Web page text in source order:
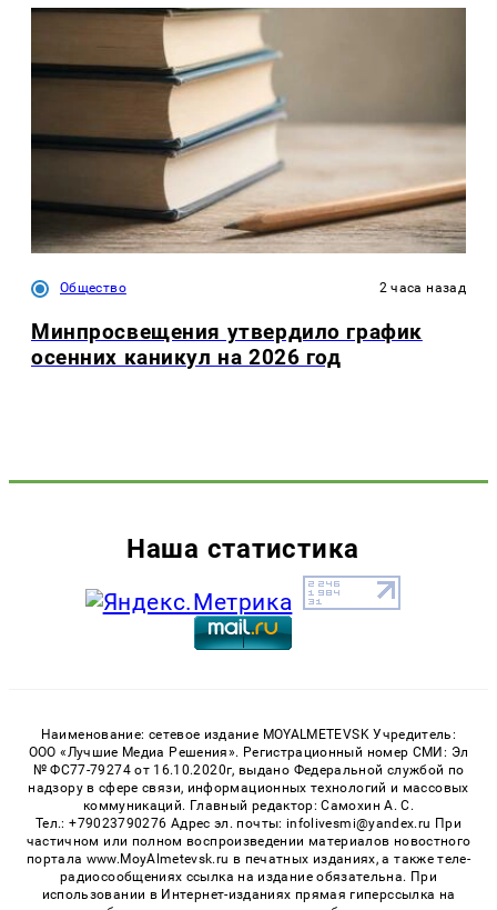
Общество 2 часа назад
Минпросвещения утвердило график
осенних каникул на 2026 год
Наша статистика
Наименование: сетевое издание MOYALMETEVSK Учредитель:
ООО «Лучшие Медиа Решения». Регистрационный номер СМИ: Эл
№ ФС77-79274 от 16.10.2020г, выдано Федеральной службой по
надзору в сфере связи, информационных технологий и массовых
коммуникаций. Главный редактор: Самохин А. С.
Тел.: +79023790276 Адрес эл. почты: infolivesmi@yandex.ru При
частичном или полном воспроизведении материалов новостного
портала www.MoyAlmetevsk.ru в печатных изданиях, а также теле-
радиосообщениях ссылка на издание обязательна. При
использовании в Интернет-изданиях прямая гиперссылка на